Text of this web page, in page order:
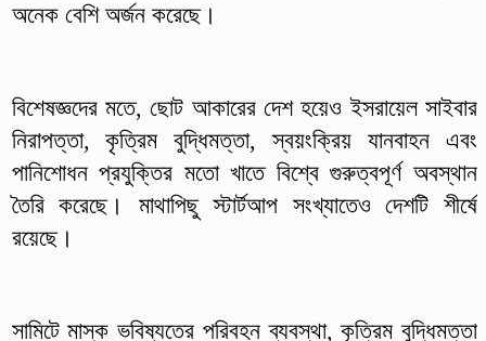
অনেক বেশি অর্জন করেছে।
বিশেষজ্ঞদের মতে, ছোট আকারের দেশ হয়েও ইসরায়েল সাইবার
নিরাপত্তা, কৃত্রিম বুদ্ধিমত্তা, স্বয়ংক্রিয় যানবাহন এবং
পানিশোধন প্রযুক্তির মতো খাতে বিশ্বে গুরুত্বপূর্ণ অবস্থান
তৈরি করেছে। মাথাপিছু স্টার্টআপ সংখ্যাতেও দেশটি শীর্ষে
রয়েছে।
সামিটে মাস্ক ভবিষ্যতের পরিবহন ব্যবস্থা, কৃত্রিম বুদ্ধিমত্তা